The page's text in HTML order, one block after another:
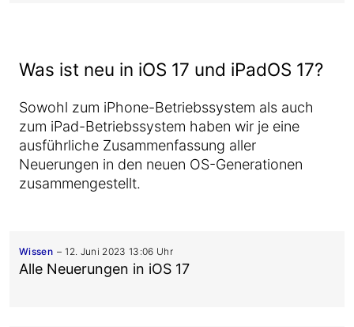
Was ist neu in iOS 17 und iPadOS 17?
Sowohl zum iPhone-Betriebssystem als auch
zum iPad-Betriebssystem haben wir je eine
ausführliche Zusammenfassung aller
Neuerungen in den neuen OS-Generationen
zusammengestellt.
Wissen 12. Juni 2023 13:06 Uhr
Alle Neuerungen in iOS 17